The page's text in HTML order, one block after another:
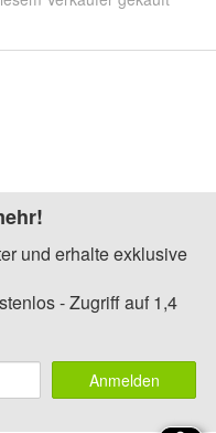
und erhalte exklusive
- Zugriff auf 1,4
Anmelden